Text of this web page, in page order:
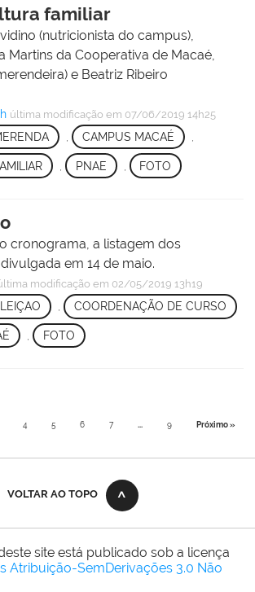
familiar
(nutricionista do campus),
Martins da Cooperativa de Macaé,
e Beatriz Ribeiro
última modificação em 07/06/2019 14h25
CAMPUS MACAÉ
PNAE FOTO
cronograma, a listagem dos
em 14 de maio.
modificação em 02/05/2019 13h19
, COORDENAÇÃO DE CURSO
FOTO
4 5 6 7 ... 9 Próximo »
VOLTAR AO TOPO
site está publicado sob a licença
Atribuição-SemDerivações 3.0 Não